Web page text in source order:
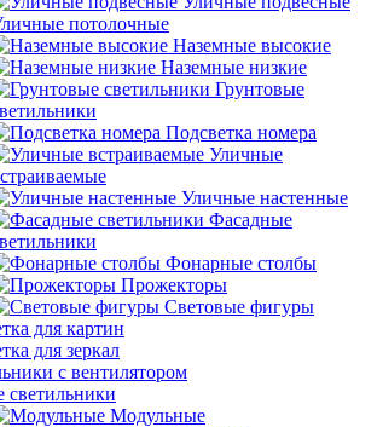
потолочные
Наземные высокие
Наземные низкие
Грунтовые
Подсветка номера
Уличные
Уличные настенные
Фасадные
Фонарные столбы
Прожекторы
Световые фигуры
для картин
для зеркал
с вентилятором
светильники
Модульные